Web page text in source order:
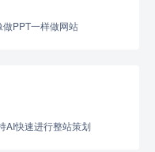
PPT一样做网站
AI快速进行整站策划